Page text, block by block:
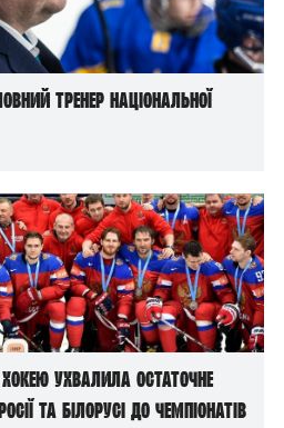
тренер національної
ухвалила остаточне
та білорусі до чемпіонатів